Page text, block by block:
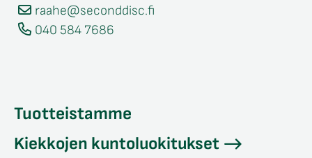
raahe@seconddisc.fi
040 584 7686
Tuotteistamme
Kiekkojen kuntoluokitukset